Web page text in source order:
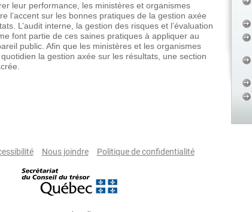
leur performance, les ministères et organismes
l’accent sur les bonnes pratiques de la gestion axée
L’audit interne, la gestion des risques et l’évaluation
font partie de ces saines pratiques à appliquer au
public. Afin que les ministères et les organismes
la gestion axée sur les résultats, une section
Nous joindre Politique de confidentialité